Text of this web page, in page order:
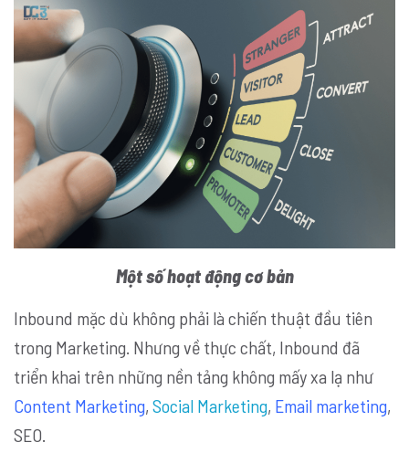
Một số hoạt động cơ bản
Inbound mặc dù không phải là chiến thuật đầu tiên
trong Marketing. Nhưng về thực chất, Inbound đã
triển khai trên những nền tảng không mấy xa lạ như
Content Marketing, Social Marketing, Email marketing,
SEO.